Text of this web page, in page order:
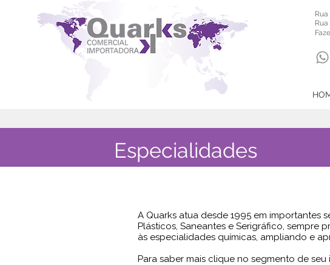
Especialidades
A Quarks atua desde 1995 em importantes
Plásticos, Saneantes e Serigráfico, sempre
às especialidades químicas, ampliando e
Para saber mais clique no segmento de seu